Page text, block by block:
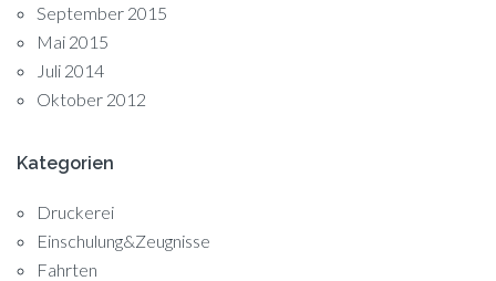
September 2015
Mai 2015
Juli 2014
Oktober 2012
Kategorien
Druckerei
Einschulung&Zeugnisse
Fahrten